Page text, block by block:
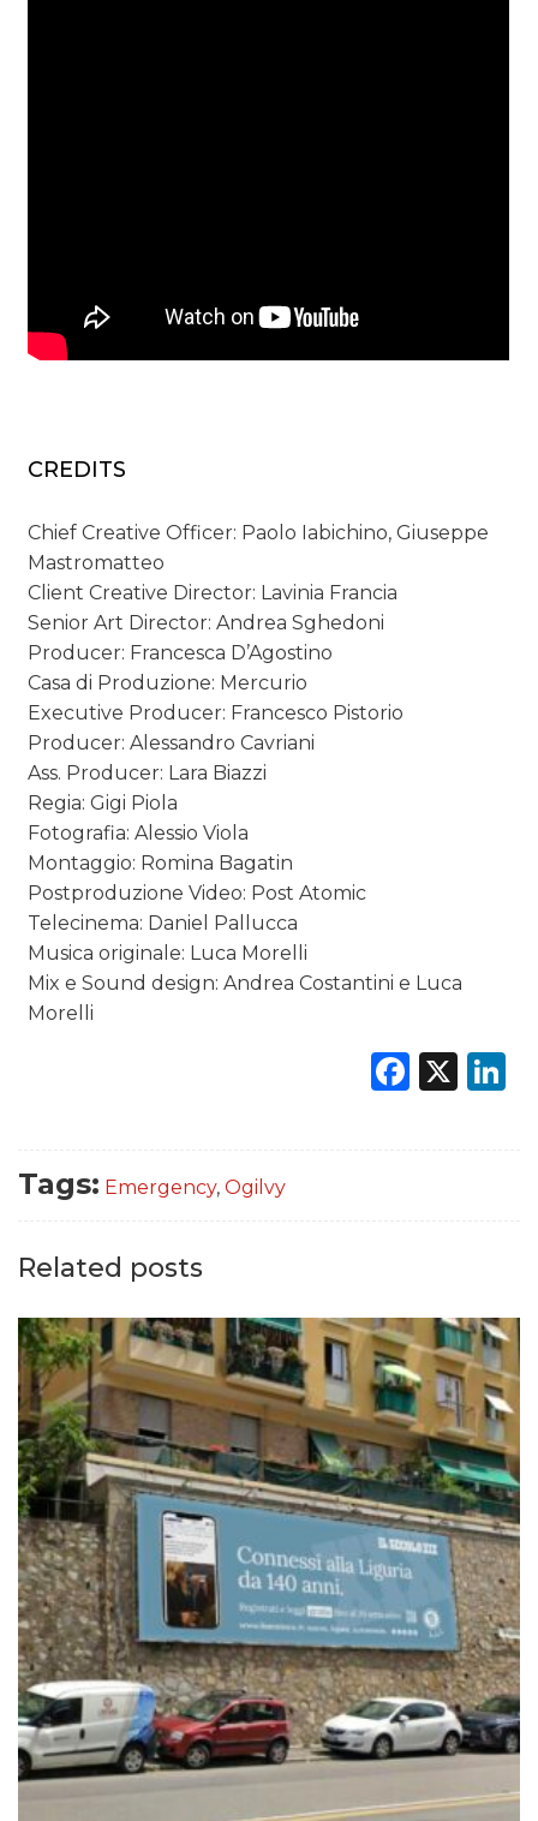
CREDITS
Chief Creative Officer: Paolo Iabichino, Giuseppe
Mastromatteo
Client Creative Director: Lavinia Francia
Senior Art Director: Andrea Sghedoni
Producer: Francesca D’Agostino
Casa di Produzione: Mercurio
Executive Producer: Francesco Pistorio
Producer: Alessandro Cavriani
Ass. Producer: Lara Biazzi
Regia: Gigi Piola
Fotografia: Alessio Viola
Montaggio: Romina Bagatin
Postproduzione Video: Post Atomic
Telecinema: Daniel Pallucca
Musica originale: Luca Morelli
Mix e Sound design: Andrea Costantini e Luca
Morelli
X
Tags: Emergency, Ogilvy
Related posts